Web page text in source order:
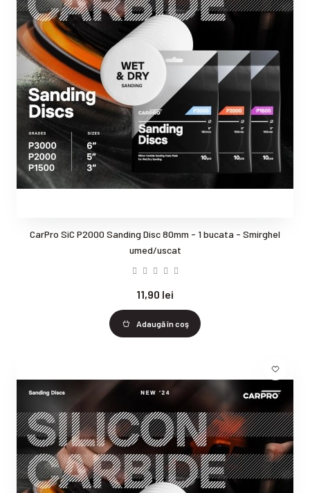
CarPro SiC P2000 Sanding Disc 80mm - 1 bucata - Smirghel
umed/uscat
11,90 lei
Adaugă în coş